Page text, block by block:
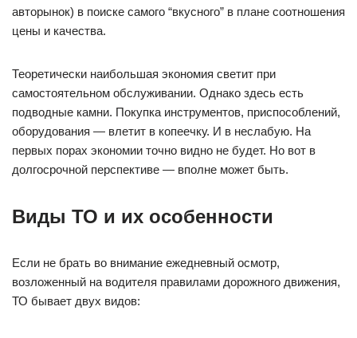
авторынок) в поиске самого “вкусного” в плане соотношения
цены и качества.
Теоретически наибольшая экономия светит при
самостоятельном обслуживании. Однако здесь есть
подводные камни. Покупка инструментов, приспособлений,
оборудования — влетит в копеечку. И в неслабую. На
первых порах экономии точно видно не будет. Но вот в
долгосрочной перспективе — вполне может быть.
Виды ТО и их особенности
Если не брать во внимание ежедневный осмотр,
возложенный на водителя правилами дорожного движения,
ТО бывает двух видов: